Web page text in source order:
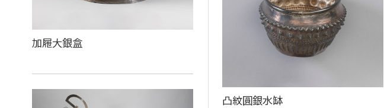
加屜大銀盒
凸紋圓銀水缽